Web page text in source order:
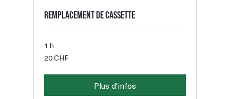
Remplacement de cassette
1 h
20
francs
20 CHF
Plus d'infos